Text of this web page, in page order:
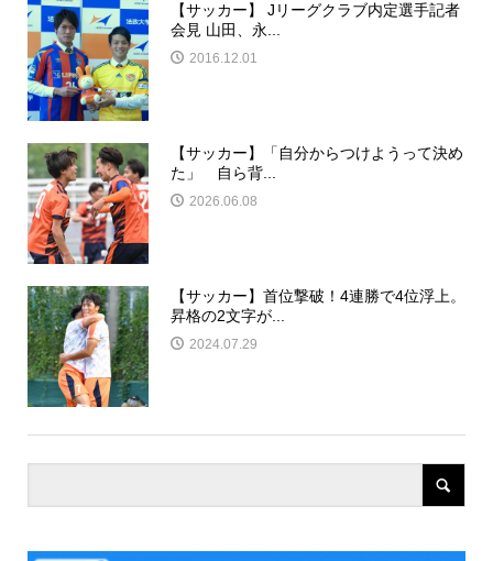
【サッカー】 Jリーグクラブ内定選手記者
会見 山田、永...
2016.12.01
【サッカー】「自分からつけようって決め
た」 自ら背...
2026.06.08
【サッカー】首位撃破！4連勝で4位浮上。
昇格の2文字が...
2024.07.29